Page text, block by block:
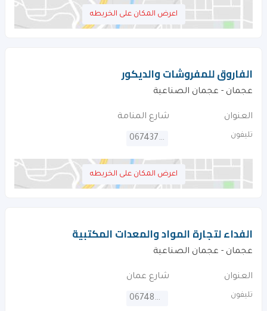
اعرض المكان على الخريطه
الفاروق للمفروشات والديكور
عجمان - عجمان الصناعية
العنوان شارع المنامة
تليفون 067437105
اعرض المكان على الخريطه
الفداء لتجارة المواد والمعدات المكتبية
عجمان - عجمان الصناعية
العنوان شارع عمان
تليفون 067480941